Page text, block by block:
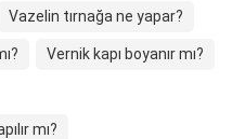
Vazelin tırnağa ne yapar?
Vernik kapı boyanır mı?
mı?